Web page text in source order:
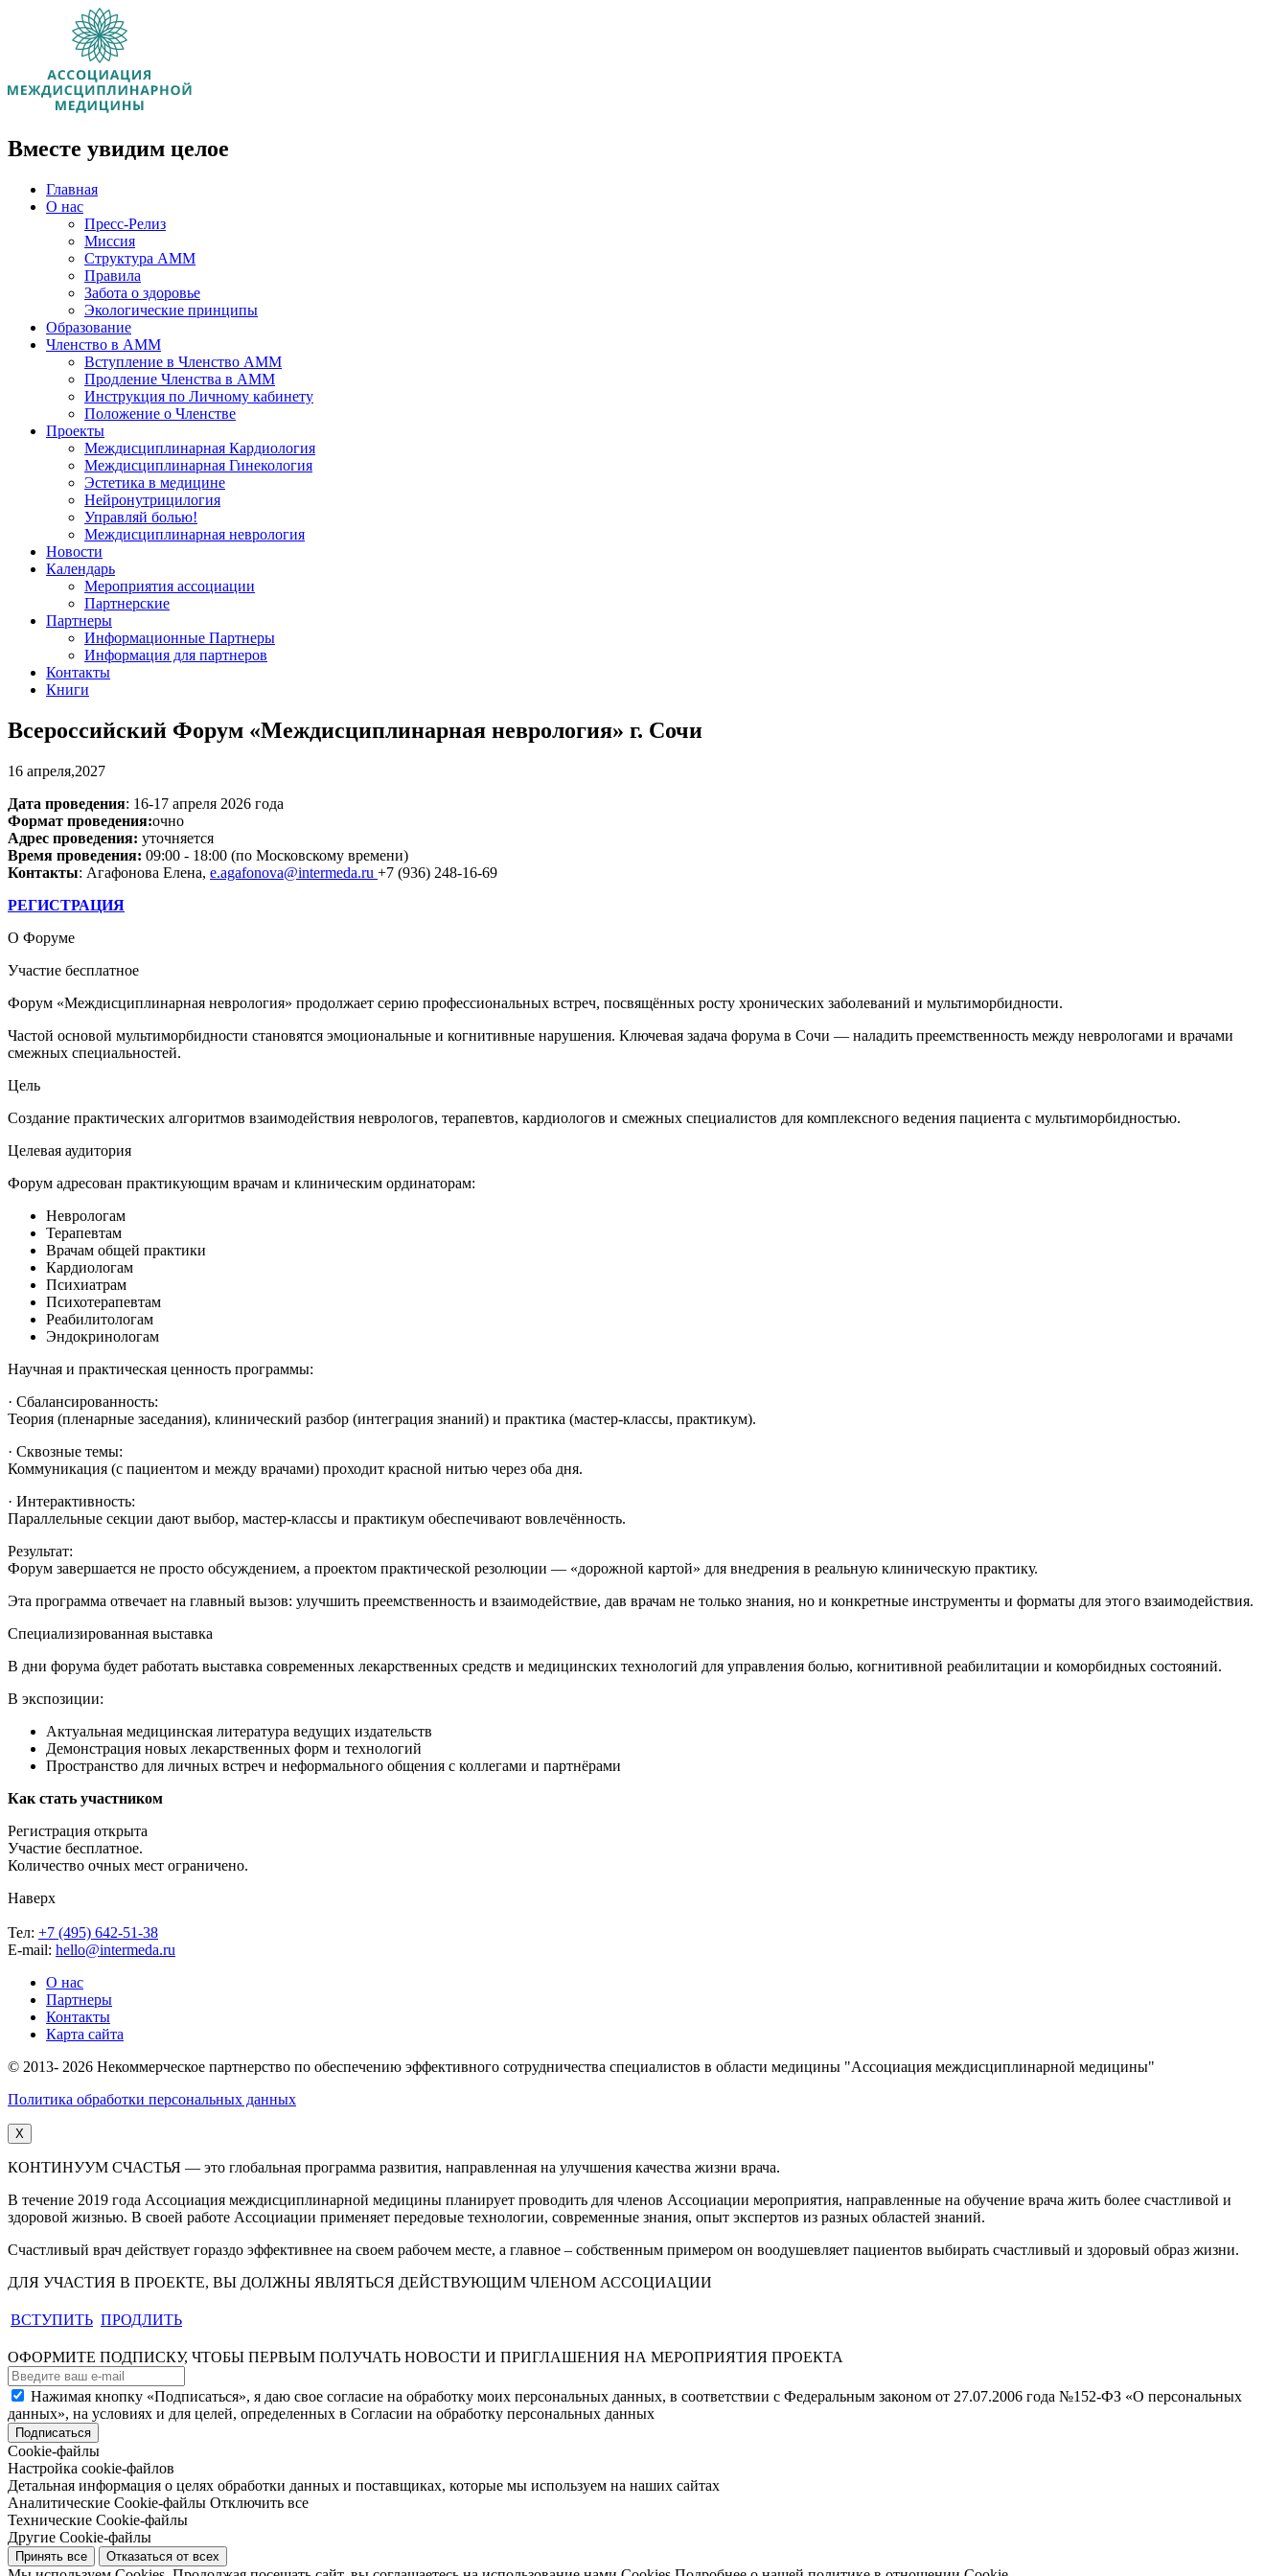
Вместе увидим целое
Главная
О нас
Пресс-Релиз
Миссия
Структура АММ
Правила
Забота о здоровье
Экологические принципы
Образование
Членство в АММ
Вступление в Членство АММ
Продление Членства в АММ
Инструкция по Личному кабинету
Положение о Членстве
Проекты
Междисциплинарная Кардиология
Междисциплинарная Гинекология
Эстетика в медицине
Нейронутрицилогия
Управляй болью!
Междисциплинарная неврология
Новости
Календарь
Мероприятия ассоциации
Партнерские
Партнеры
Информационные Партнеры
Информация для партнеров
Контакты
Книги
Всероссийский Форум «Междисциплинарная неврология» г. Сочи
16 апреля,2027
Дата проведения: 16-17 апреля 2026 года
Формат проведения:очно
Адрес проведения: уточняется
Время проведения: 09:00 - 18:00 (по Московскому времени)
Контакты: Агафонова Елена, e.agafonova@intermeda.ru +7 (936) 248-16-69
РЕГИСТРАЦИЯ
О Форуме
Участие бесплатное
Форум «Междисциплинарная неврология» продолжает серию профессиональных встреч, посвящённых росту хронических заболеваний и мультиморбидности.
Частой основой мультиморбидности становятся эмоциональные и когнитивные нарушения. Ключевая задача форума в Сочи — наладить преемственность между неврологами и врачами
смежных специальностей.
Цель
Создание практических алгоритмов взаимодействия неврологов, терапевтов, кардиологов и смежных специалистов для комплексного ведения пациента с мультиморбидностью.
Целевая аудитория
Форум адресован практикующим врачам и клиническим ординаторам:
Неврологам
Терапевтам
Врачам общей практики
Кардиологам
Психиатрам
Психотерапевтам
Реабилитологам
Эндокринологам
Научная и практическая ценность программы:
· Сбалансированность:
Теория (пленарные заседания), клинический разбор (интеграция знаний) и практика (мастер-классы, практикум).
· Сквозные темы:
Коммуникация (с пациентом и между врачами) проходит красной нитью через оба дня.
· Интерактивность:
Параллельные секции дают выбор, мастер-классы и практикум обеспечивают вовлечённость.
Результат:
Форум завершается не просто обсуждением, а проектом практической резолюции — «дорожной картой» для внедрения в реальную клиническую практику.
Эта программа отвечает на главный вызов: улучшить преемственность и взаимодействие, дав врачам не только знания, но и конкретные инструменты и форматы для этого взаимодействия.
Специализированная выставка
В дни форума будет работать выставка современных лекарственных средств и медицинских технологий для управления болью, когнитивной реабилитации и коморбидных состояний.
В экспозиции:
Актуальная медицинская литература ведущих издательств
Демонстрация новых лекарственных форм и технологий
Пространство для личных встреч и неформального общения с коллегами и партнёрами
Как стать участником
Регистрация открыта
Участие бесплатное.
Количество очных мест ограничено.
Наверх
Тел: +7 (495) 642-51-38
E-mail: hello@intermeda.ru
О нас
Партнеры
Контакты
Карта сайта
© 2013- 2026 Некоммерческое партнерство по обеспечению эффективного сотрудничества специалистов в области медицины "Ассоциация междисциплинарной медицины"
Политика обработки персональных данных
X
КОНТИНУУМ СЧАСТЬЯ — это глобальная программа развития, направленная на улучшения качества жизни врача.
В течение 2019 года Ассоциация междисциплинарной медицины планирует проводить для членов Ассоциации мероприятия, направленные на обучение врача жить более счастливой и
здоровой жизнью. В своей работе Ассоциации применяет передовые технологии, современные знания, опыт экспертов из разных областей знаний.
Счастливый врач действует гораздо эффективнее на своем рабочем месте, а главное – собственным примером он воодушевляет пациентов выбирать счастливый и здоровый образ жизни.
ДЛЯ УЧАСТИЯ В ПРОЕКТЕ, ВЫ ДОЛЖНЫ ЯВЛЯТЬСЯ ДЕЙСТВУЮЩИМ ЧЛЕНОМ АССОЦИАЦИИ
ВСТУПИТЬ ПРОДЛИТЬ
ОФОРМИТЕ ПОДПИСКУ, ЧТОБЫ ПЕРВЫМ ПОЛУЧАТЬ НОВОСТИ И ПРИГЛАШЕНИЯ НА МЕРОПРИЯТИЯ ПРОЕКТА
Нажимая кнопку «Подписаться», я даю свое согласие на обработку моих персональных данных, в соответствии с Федеральным законом от 27.07.2006 года №152-ФЗ «О персональных
данных», на условиях и для целей, определенных в Согласии на обработку персональных данных
Подписаться
Cookie-файлы
Настройка cookie-файлов
Детальная информация о целях обработки данных и поставщиках, которые мы используем на наших сайтах
Аналитические Cookie-файлы Отключить все
Технические Cookie-файлы
Другие Cookie-файлы
Принять все Отказаться от всех